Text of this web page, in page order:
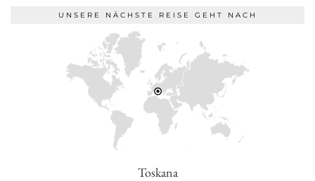
UNSERE NÄCHSTE REISE GEHT NACH
Toskana